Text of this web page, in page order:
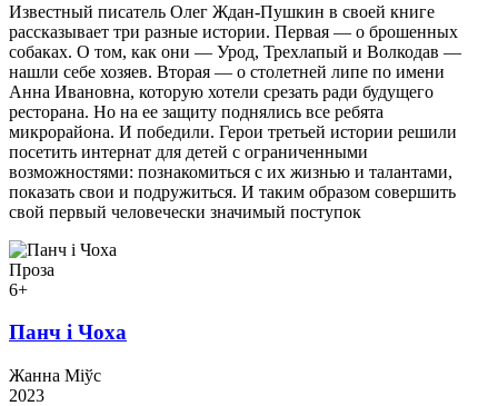
Известный писатель Олег Ждан-Пушкин в своей книге
рассказывает три разные истории. Первая — о брошенных
собаках. О том, как они — Урод, Трехлапый и Волкодав —
нашли себе хозяев. Вторая — о столетней липе по имени
Анна Ивановна, которую хотели срезать ради будущего
ресторана. Но на ее защиту поднялись все ребята
микрорайона. И победили. Герои третьей истории решили
посетить интернат для детей с ограниченными
возможностями: познакомиться с их жизнью и талантами,
показать свои и подружиться. И таким образом совершить
свой первый человечески значимый поступок
Проза
6+
Панч і Чоха
Жанна Міўс
2023